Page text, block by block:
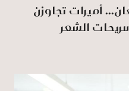
أميرات تجاوزن
الشعر